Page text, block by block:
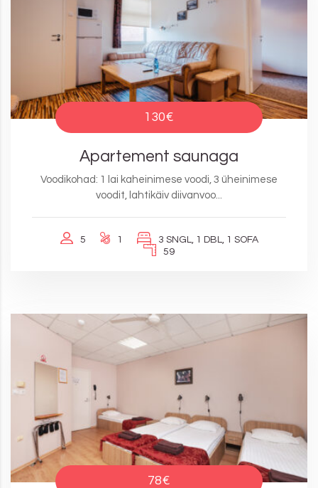
130€
Apartement saunaga
Voodikohad: 1 lai kaheinimese voodi, 3 üheinimese
voodit, lahtikäiv diivanvoo...
5 1
3 SNGL, 1 DBL, 1 SOFA
59
78€